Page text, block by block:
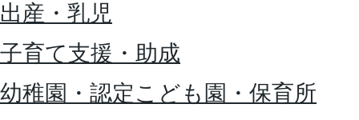
出産・乳児
子育て支援・助成
幼稚園・認定こども園・保育所